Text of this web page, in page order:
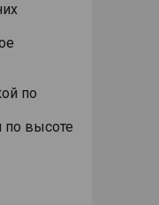
по
по высоте